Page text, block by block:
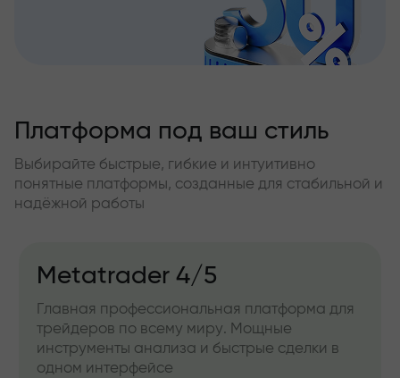
Платформа под ваш стиль
Выбирайте быстрые, гибкие и интуитивно
понятные платформы, созданные для стабильной и
надёжной работы
Metatrader 4/5
Главная профессиональная платформа для
трейдеров по всему миру. Мощные
инструменты анализа и быстрые сделки в
одном интерфейсе